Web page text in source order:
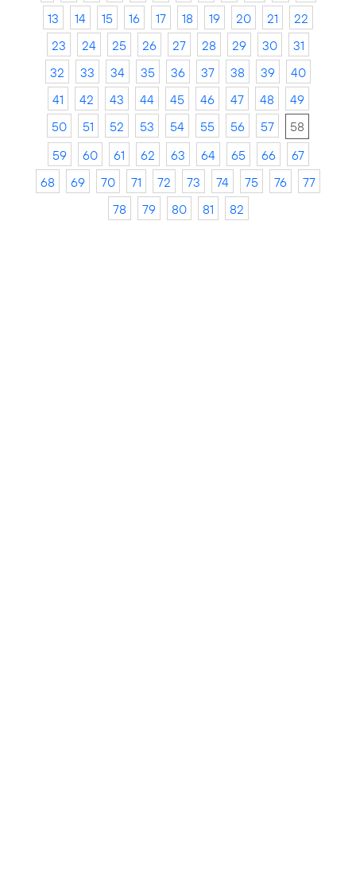
13
14 15 16 17 18 19 20 21
22
23
24 25 26 27 28 29 30
31
32
33 34 35 36 37 38 39
40
41
42 43 44 45 46 47 48
49
50
51 52 53 54 55 56 57
58
59
60 61 62 63 64 65 66
67
68
69 70 71 72 73 74 75 76
77
78
79 80 81 82